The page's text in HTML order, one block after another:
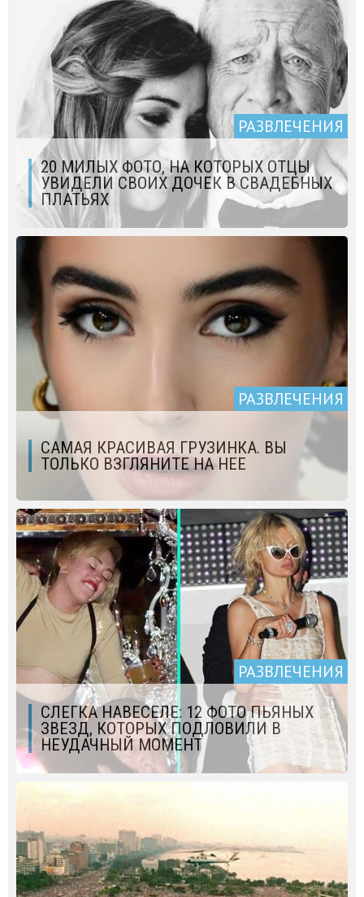
РАЗВЛЕЧЕНИЯ
20 МИЛЫХ ФОТО, НА КОТОРЫХ ОТЦЫ
УВИДЕЛИ СВОИХ ДОЧЕК В СВАДЕБНЫХ
ПЛАТЬЯХ
РАЗВЛЕЧЕНИЯ
САМАЯ КРАСИВАЯ ГРУЗИНКА. ВЫ
ТОЛЬКО ВЗГЛЯНИТЕ НА НЕЕ
РАЗВЛЕЧЕНИЯ
СЛЕГКА НАВЕСЕЛЕ: 12 ФОТО ПЬЯНЫХ
ЗВЕЗД, КОТОРЫХ ПОДЛОВИЛИ В
НЕУДАЧНЫЙ МОМЕНТ